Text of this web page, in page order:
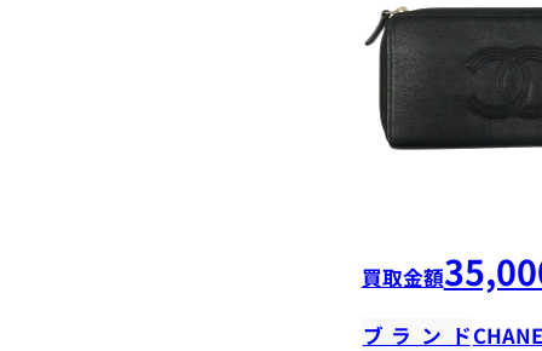
買取金額
ブランド